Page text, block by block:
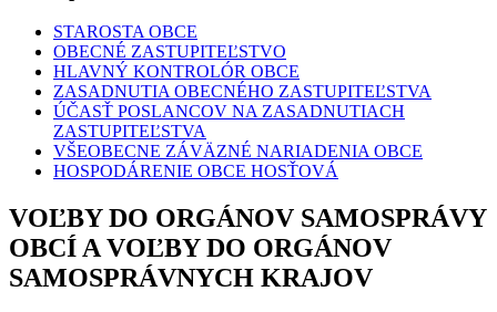
STAROSTA OBCE
OBECNÉ ZASTUPITEĽSTVO
HLAVNÝ KONTROLÓR OBCE
ZASADNUTIA OBECNÉHO ZASTUPITEĽSTVA
ÚČASŤ POSLANCOV NA ZASADNUTIACH
ZASTUPITEĽSTVA
VŠEOBECNE ZÁVÄZNÉ NARIADENIA OBCE
HOSPODÁRENIE OBCE HOSŤOVÁ
VOĽBY DO ORGÁNOV SAMOSPRÁVY
OBCÍ A VOĽBY DO ORGÁNOV
SAMOSPRÁVNYCH KRAJOV